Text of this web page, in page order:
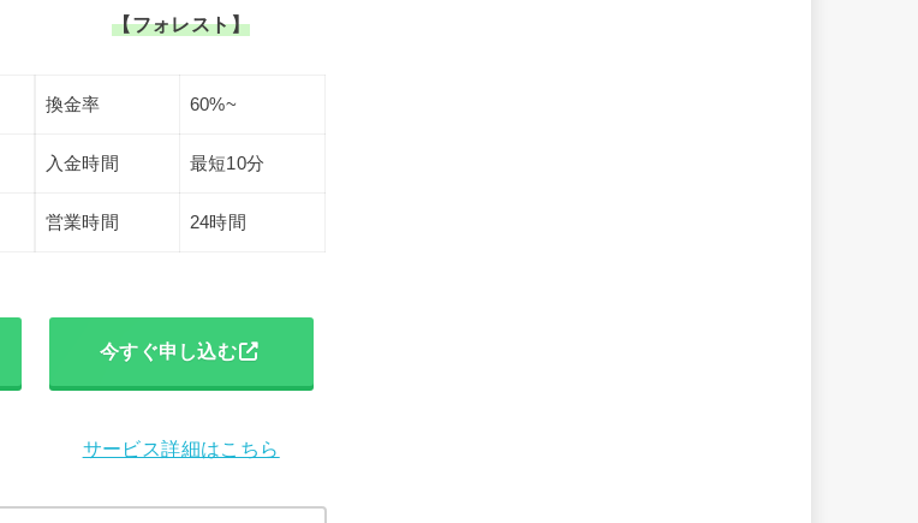
【フォレスト】
換金率 60%~
入金時間 最短10分
営業時間 24時間
今すぐ申し込む
サービス詳細はこちら